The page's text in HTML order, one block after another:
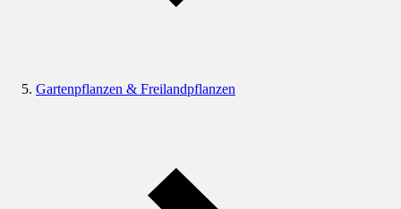
Gartenpflanzen & Freilandpflanzen